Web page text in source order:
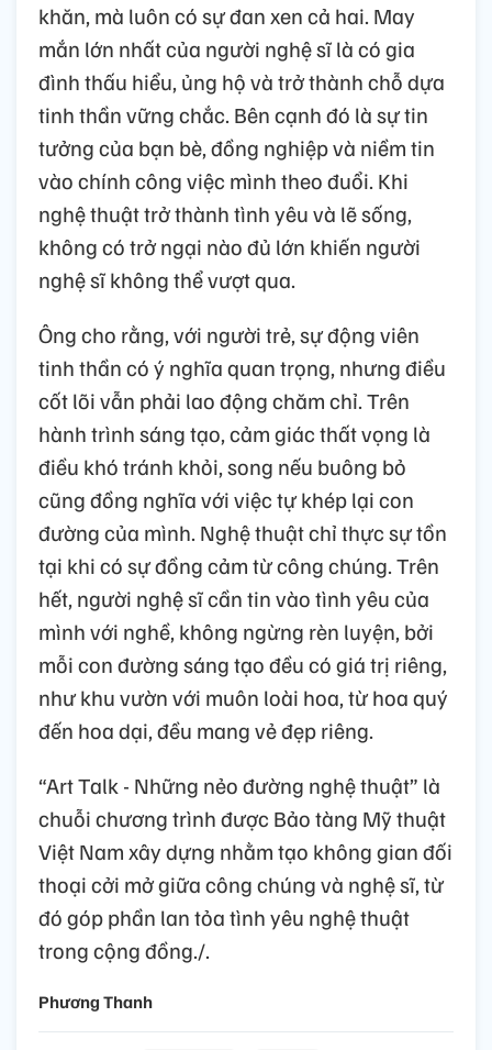
khăn, mà luôn có sự đan xen cả hai. May
mắn lớn nhất của người nghệ sĩ là có gia
đình thấu hiểu, ủng hộ và trở thành chỗ dựa
tinh thần vững chắc. Bên cạnh đó là sự tin
tưởng của bạn bè, đồng nghiệp và niềm tin
vào chính công việc mình theo đuổi. Khi
nghệ thuật trở thành tình yêu và lẽ sống,
không có trở ngại nào đủ lớn khiến người
nghệ sĩ không thể vượt qua.
Ông cho rằng, với người trẻ, sự động viên
tinh thần có ý nghĩa quan trọng, nhưng điều
cốt lõi vẫn phải lao động chăm chỉ. Trên
hành trình sáng tạo, cảm giác thất vọng là
điều khó tránh khỏi, song nếu buông bỏ
cũng đồng nghĩa với việc tự khép lại con
đường của mình. Nghệ thuật chỉ thực sự tồn
tại khi có sự đồng cảm từ công chúng. Trên
hết, người nghệ sĩ cần tin vào tình yêu của
mình với nghề, không ngừng rèn luyện, bởi
mỗi con đường sáng tạo đều có giá trị riêng,
như khu vườn với muôn loài hoa, từ hoa quý
đến hoa dại, đều mang vẻ đẹp riêng.
“Art Talk - Những nẻo đường nghệ thuật” là
chuỗi chương trình được Bảo tàng Mỹ thuật
Việt Nam xây dựng nhằm tạo không gian đối
thoại cởi mở giữa công chúng và nghệ sĩ, từ
đó góp phần lan tỏa tình yêu nghệ thuật
trong cộng đồng./.
Phương Thanh